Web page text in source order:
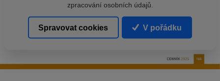
zpracování osobních údajů.
Spravovat cookies V pořádku